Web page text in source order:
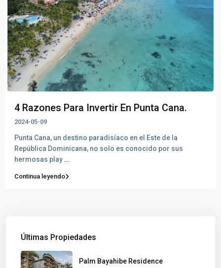
4 Razones Para Invertir En Punta Cana.
2024-05-09
Punta Cana, un destino paradisíaco en el Este de la
República Dominicana, no solo es conocido por sus
hermosas play ...
Continua leyendo
Últimas Propiedades
Palm Bayahibe Residence